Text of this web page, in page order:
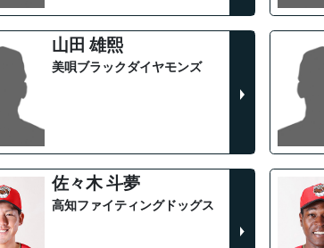
山田 雄熙
美唄ブラックダイヤモンズ
佐々木 斗夢
高知ファイティングドッグス